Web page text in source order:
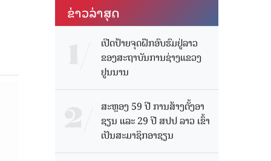
ຂ່າວ​ລ່າ​ສຸດ
ເປີດປ້າຍຈຸດຝຶກອົບຮົມຢູ່ລາວ
ຂອງສະຖາບັນການຊ່າງແຂວງ
ຢູນນານ
ສະຫຼອງ 59 ປີ ການສ້າງຕັ້ງອາ
ຊຽນ ແລະ 29 ປີ ສປປ ລາວ ເຂົ້າ
ເປັນສະມາຊິກອາຊຽນ